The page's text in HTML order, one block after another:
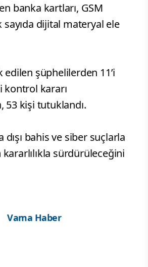
banka kartları, GSM
sayıda dijital materyal ele
edilen şüphelilerden 11’i
kontrol kararı
53 kişi tutuklandı.
dışı bahis ve siber suçlarla
sürdürüleceğini
Vama Haber